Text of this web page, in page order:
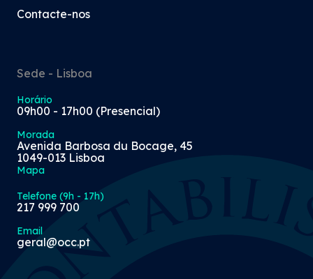
Contacte-nos
Sede - Lisboa
Horário
09h00 - 17h00 (Presencial)
Morada
Avenida Barbosa du Bocage, 45
1049-013 Lisboa
Mapa
Telefone (9h - 17h)
217 999 700
Email
geral@occ.pt